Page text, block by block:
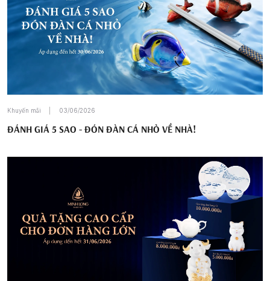
Khuyến mãi 03/06/2026
ĐÁNH GIÁ 5 SAO - ĐÓN ĐÀN CÁ NHỎ VỀ NHÀ!